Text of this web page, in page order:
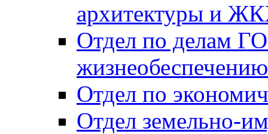
архитектуры и
Отдел по делам
Отдел по
Отдел земельно-